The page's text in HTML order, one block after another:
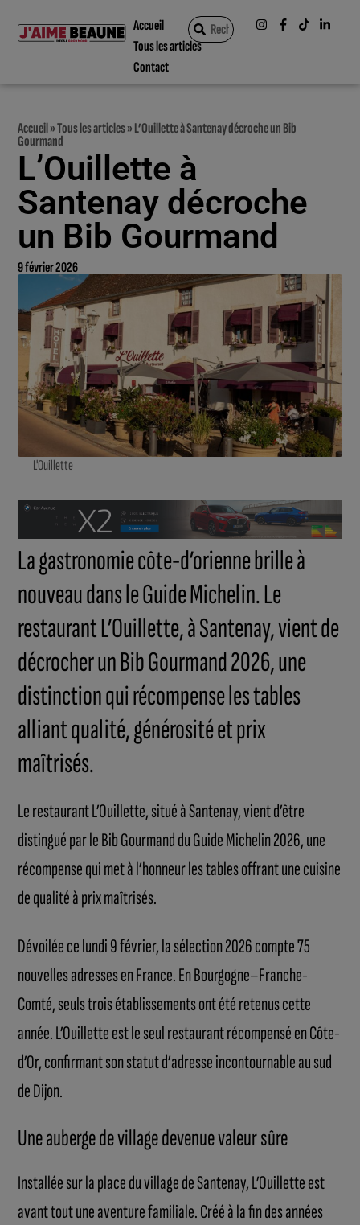
Accueil
Tous les articles
Contact
Accueil»Tous les articles»L’Ouillette à Santenay décroche un Bib
Gourmand
L’Ouillette à
Santenay décroche
un Bib Gourmand
9 février 2026
L'Ouillette
La gastronomie côte-d’orienne brille à
nouveau dans le Guide Michelin. Le
restaurant L’Ouillette, à Santenay, vient de
décrocher un Bib Gourmand 2026, une
distinction qui récompense les tables
alliant qualité, générosité et prix
maîtrisés.
Le restaurant L’Ouillette, situé à Santenay, vient d’être
distingué par le Bib Gourmand du Guide Michelin 2026, une
récompense qui met à l’honneur les tables offrant une cuisine
de qualité à prix maîtrisés.
Dévoilée ce lundi 9 février, la sélection 2026 compte 75
nouvelles adresses en France. En Bourgogne–Franche-
Comté, seuls trois établissements ont été retenus cette
année. L’Ouillette est le seul restaurant récompensé en Côte-
d’Or, confirmant son statut d’adresse incontournable au sud
de Dijon.
Une auberge de village devenue valeur sûre
Installée sur la place du village de Santenay, L’Ouillette est
avant tout une aventure familiale. Créé à la fin des années